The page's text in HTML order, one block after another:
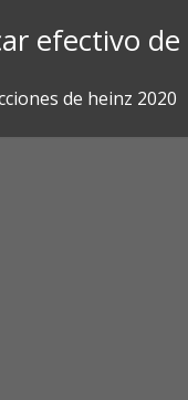
efectivo
de heinz 2020